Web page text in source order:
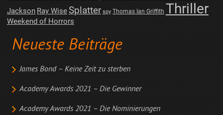
Jackson Ray WiseSplatter spy Thomas Ian Griffith Thriller
Weekend of Horrors
Neueste Beiträge
James Bond – Keine Zeit zu sterben
Academy Awards 2021 – Die Gewinner
Academy Awards 2021 – Die Nominierungen